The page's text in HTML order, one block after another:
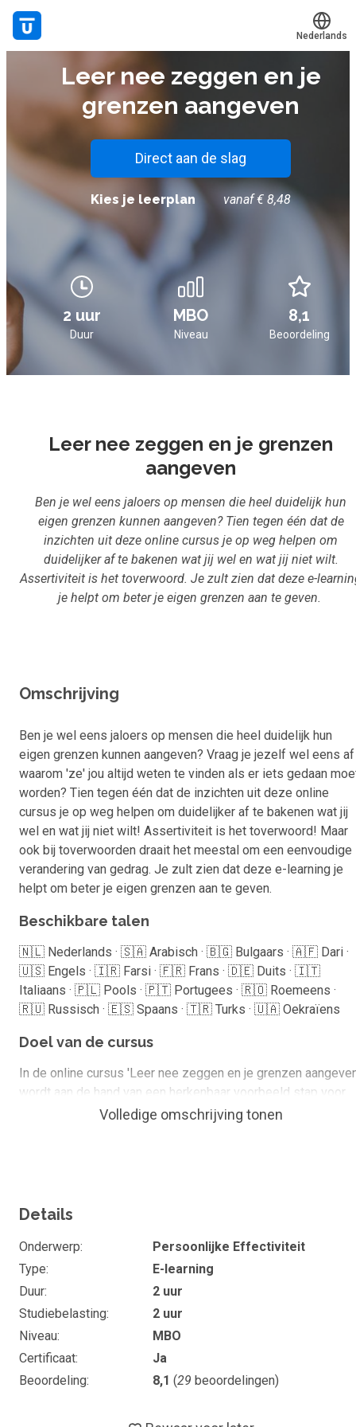
Mijn leerplek
Alle onderwerpen
Experts
Voucher verzilveren
Account en hulp
Meer
Translate
Nederlands
Leer nee zeggen en je
grenzen aangeven
Direct aan de slag
Kies je leerplan vanaf € 8,48
2 uur MBO 8,1
Duur Niveau Beoordeling
Leer nee zeggen en je grenzen
aangeven
Ben je wel eens jaloers op mensen die heel duidelijk hun
eigen grenzen kunnen aangeven? Tien tegen één dat de
inzichten uit deze online cursus je op weg helpen om
duidelijker af te bakenen wat jij wel en wat jij niet wilt.
Assertiviteit is het toverwoord. Je zult zien dat deze e-
je helpt om beter je eigen grenzen aan te geven.
Omschrijving
Ben je wel eens jaloers op mensen die heel duidelijk hun
eigen grenzen kunnen aangeven? Vraag je jezelf wel eens af
waarom 'ze' jou altijd weten te vinden als er iets gedaan
worden? Tien tegen één dat de inzichten uit deze online
cursus je op weg helpen om duidelijker af te bakenen wat jij
wel en wat jij niet wilt! Assertiviteit is het toverwoord! Maar
ook bij toverwoorden draait het meestal om een eenvoudige
verandering van gedrag. Je zult zien dat deze e-learning je
helpt om beter je eigen grenzen aan te geven.
Beschikbare talen
🇳🇱 Nederlands · 🇸🇦 Arabisch · 🇧🇬 Bulgaars · 🇦🇫 Dari ·
🇺🇸 Engels · 🇮🇷 Farsi · 🇫🇷 Frans · 🇩🇪 Duits · 🇮🇹
Italiaans · 🇵🇱 Pools · 🇵🇹 Portugees · 🇷🇴 Roemeens ·
🇷🇺 Russisch · 🇪🇸 Spaans · 🇹🇷 Turks · 🇺🇦 Oekraïens
Doel van de cursus
In de online cursus 'Leer nee zeggen en je grenzen
wordt aan de hand van een herkenbaar voorbeeld stap voor
stap uitgelegd wat er eigenlijk gebeurt wanneer iemand
Je bent bewust van je keuzemogelijkheden als
iemand een beroep op je doet
zeggen
Je hebt ontdekt op basis van welke niet-logische
mechanismen je toch vaak 'ja' zegt tegen je zin
Volledige omschrijving tonen
Details
Onderwerp
Persoonlijke Effectiviteit
Type
E-learning
Duur
2 uur
Studiebelasting
2 uur
Niveau
MBO
Certificaat
Ja
Beoordeling
8,1 (29 beoordelingen)